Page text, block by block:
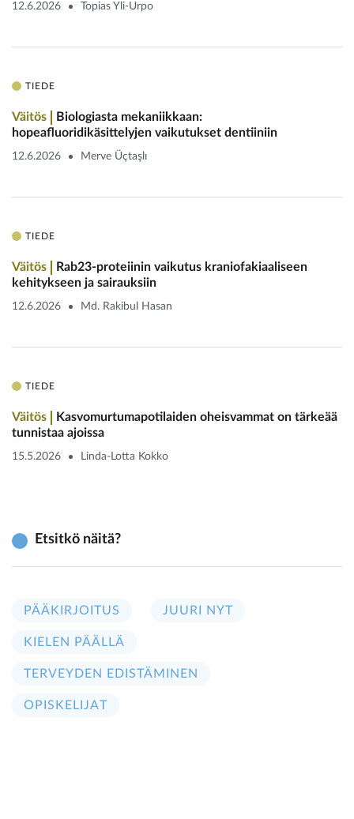
12.6.2026 Topias Yli-Urpo
TIEDE
Väitös
Biologiasta mekaniikkaan:
hopeafluoridikäsittelyjen vaikutukset dentiiniin
12.6.2026 Merve Üçtaşlı
TIEDE
Väitös
Rab23-proteiinin vaikutus kranio­fakiaaliseen
kehitykseen ja sairauksiin
12.6.2026 Md. Rakibul Hasan
TIEDE
Väitös
Kasvomurtumapotilaiden ­oheisvammat on tärkeää
tunnistaa ajoissa
15.5.2026 Linda-Lotta Kokko
Etsitkö näitä?
PÄÄKIRJOITUS JUURI NYT
KIELEN PÄÄLLÄ
TERVEYDEN EDISTÄMINEN
OPISKELIJAT